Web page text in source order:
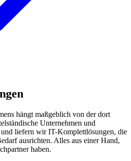
hängt maßgeblich von der dort
Unternehmen und
liefern wir IT-Komplettlösungen, die
ausrichten. Alles aus einer Hand,
haben.